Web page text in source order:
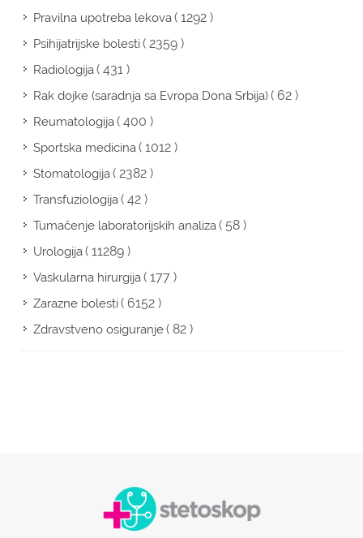
Pravilna upotreba lekova( 1292 )
Psihijatrijske bolesti( 2359 )
Radiologija( 431 )
Rak dojke (saradnja sa Evropa Dona Srbija)( 62 )
Reumatologija( 400 )
Sportska medicina( 1012 )
Stomatologija( 2382 )
Transfuziologija( 42 )
Tumačenje laboratorijskih analiza( 58 )
Urologija( 11289 )
Vaskularna hirurgija( 177 )
Zarazne bolesti( 6152 )
Zdravstveno osiguranje( 82 )